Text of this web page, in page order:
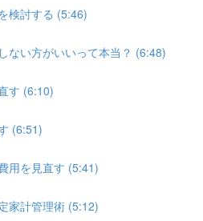
検討する (5:46)
ない方がいいって本当？ (6:48)
す (6:10)
(6:51)
用を見直す (5:41)
家計管理術 (5:12)